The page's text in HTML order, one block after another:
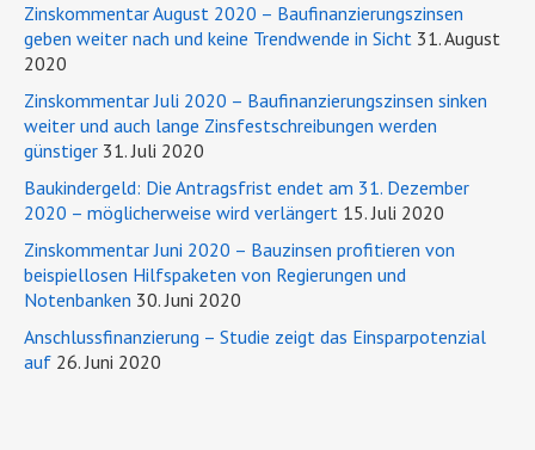
Zinskommentar August 2020 – Baufinanzierungszinsen
geben weiter nach und keine Trendwende in Sicht 31. August
2020
Zinskommentar Juli 2020 – Baufinanzierungszinsen sinken
weiter und auch lange Zinsfestschreibungen werden
günstiger 31. Juli 2020
Baukindergeld: Die Antragsfrist endet am 31. Dezember
2020 – möglicherweise wird verlängert 15. Juli 2020
Zinskommentar Juni 2020 – Bauzinsen profitieren von
beispiellosen Hilfspaketen von Regierungen und
Notenbanken 30. Juni 2020
Anschlussfinanzierung – Studie zeigt das Einsparpotenzial
auf 26. Juni 2020